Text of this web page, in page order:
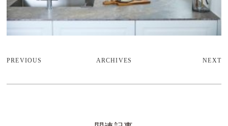
PREVIOUS ARCHIVES NEXT